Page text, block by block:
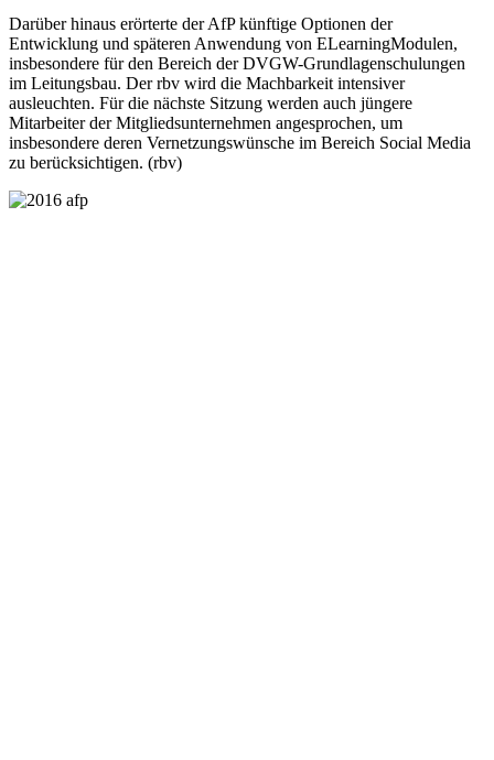
Darüber hinaus erörterte der AfP künftige Optionen der
Entwicklung und späteren Anwen­dung von E­Learning­Modulen,
insbesondere für den Bereich der DVGW­-Grundlagen­schulungen
im Leitungsbau. Der rbv wird die Machbarkeit intensiver
ausleuchten. Für die nächste Sitzung werden auch jüngere
Mitarbeiter der Mitgliedsunternehmen angesprochen, um
insbesondere deren Vernetzungswünsche im Bereich Social Media
zu berücksichtigen. (rbv)